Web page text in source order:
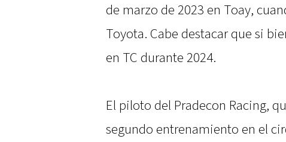
de marzo de 2023 en Toay,
Toyota. Cabe destacar que si
en TC durante 2024.
El piloto del Pradecon Racing,
segundo entrenamiento en el